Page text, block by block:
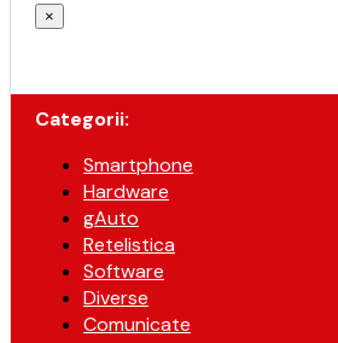
×
Categorii:
Smartphone
Hardware
gAuto
Retelistica
Software
Diverse
Comunicate